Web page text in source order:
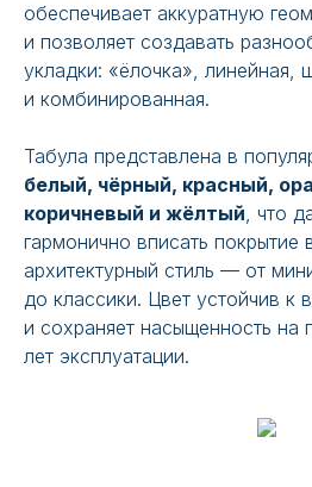
обеспечивает аккуратную
и позволяет создавать
укладки: «ёлочка», линейная,
и комбинированная.
Табула представлена в
белый, чёрный, красный,
коричневый и жёлтый, что
гармонично вписать покрытие
архитектурный стиль — от
до классики. Цвет устойчив к
и сохраняет насыщенность на
лет эксплуатации.